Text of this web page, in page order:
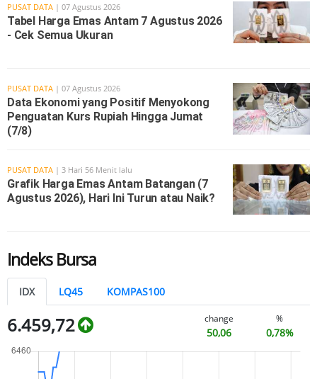
PUSAT DATA | 07 Agustus 2026
Tabel Harga Emas Antam 7 Agustus 2026
- Cek Semua Ukuran
PUSAT DATA | 07 Agustus 2026
Data Ekonomi yang Positif Menyokong
Penguatan Kurs Rupiah Hingga Jumat
(7/8)
PUSAT DATA | 3 Hari 56 Menit lalu
Grafik Harga Emas Antam Batangan (7
Agustus 2026), Hari Ini Turun atau Naik?
Indeks Bursa
IDX LQ45 KOMPAS100
6.459,72 change
50,06
%
0,78%